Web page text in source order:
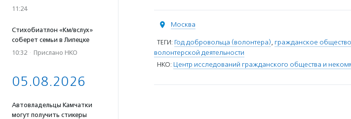
11:24
Стихобиатлон «Км/вслух»
соберет семьи в Липецке
10:32 · Прислано НКО
05.08.2026
Автовладельцы Камчатки
могут получить стикеры
Москва
ТЕГИ: Год добровольца (волонтера), гражданское общество
волонтерской деятельности
НКО: Центр исследований гражданского общества и